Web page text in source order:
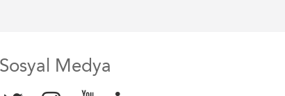
Sosyal Medya